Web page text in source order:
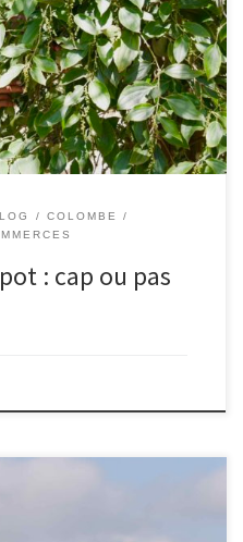
monde. Nous sommes allés
expliquer d’où vient ce
POIVRE VERT. 3 mois après la
[…]
COLOMBE
: cap ou pas